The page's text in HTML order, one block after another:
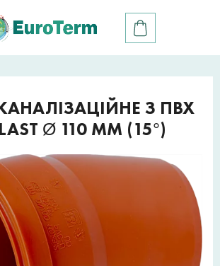
З ПВХ
Ø 110 ММ (15°)